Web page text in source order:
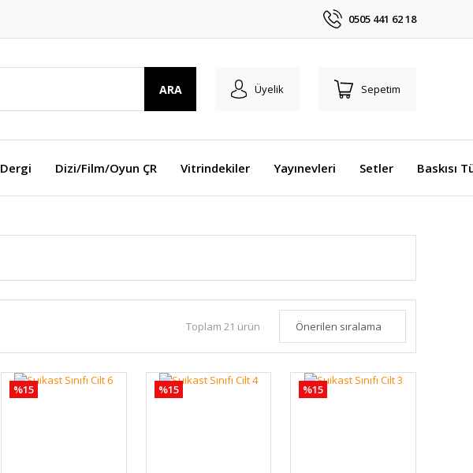
0505 441 62 18
ARA Üyelik Sepetim
Dergi Dizi/Film/Oyun ÇR Vitrindekiler Yayınevleri Setler Baskısı
Toplam 21 ürün
%15 %15 %15